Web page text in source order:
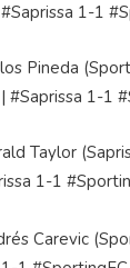
1-1
Pineda
#Saprissa 1-1
Taylor
1-1
Carevic